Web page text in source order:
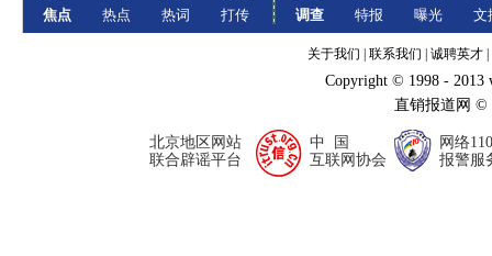
焦点
热点
热词
打传
调查
特报
曝光
文
关于我们 联系我们 诚聘英才
Copyright © 1998 - 2013
直销报道网
北京地区网站
联合辟谣平台
中 国
互联网协会
网络110
报警服